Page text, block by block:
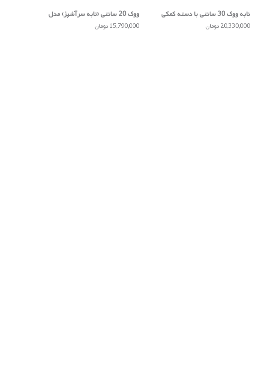
تابه ووک 30 سانتی با دسته کمکی
مدل Venice Pro
20,330,000 تومان
ووک 20 سانتی (تابه سرآشپز) مدل
Venice Pro
15,790,000 تومان